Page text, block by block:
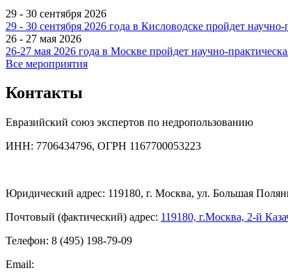
29 - 30 сентября 2026
29 - 30 сентября 2026 года в Кисловодске пройдет
26 - 27 мая 2026
26-27 мая 2026 года в Москве пройдет научно-
Все мероприятия
Контакты
Евразийский союз экспертов по недропользованию
ИНН: 7706434796, ОГРН 1167700053223
Юридический адрес: 119180, г. Москва, ул. Большая
Почтовый (фактический) адрес: 119180, г.Москва, 2-й
Телефон: 8 (495) 198-79-09
Email: